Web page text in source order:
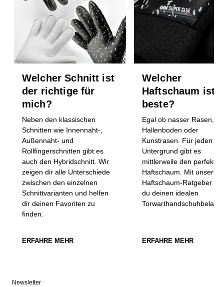
Welcher Schnitt ist
der richtige für
mich?
Neben den klassischen
Schnitten wie Innennaht-,
Außennaht- und
Rollfingerschnitten gibt es
auch den Hybridschnitt. Wir
zeigen dir alle Unterschiede
zwischen den einzelnen
Schnittvarianten und helfen
dir deinen Favoriten zu
finden.
ERFAHRE MEHR
Welcher
Haftschaum ist
beste?
Egal ob nasser Rasen,
Hallenboden oder
Kunstrasen. Für jeden
Untergrund gibt es
mittlerweile den perfekten
Haftschaum. Mit unserem
Haftschaum-Ratgeber
du deinen idealen
Torwarthandschuhbelag!
ERFAHRE MEHR
Newsletter